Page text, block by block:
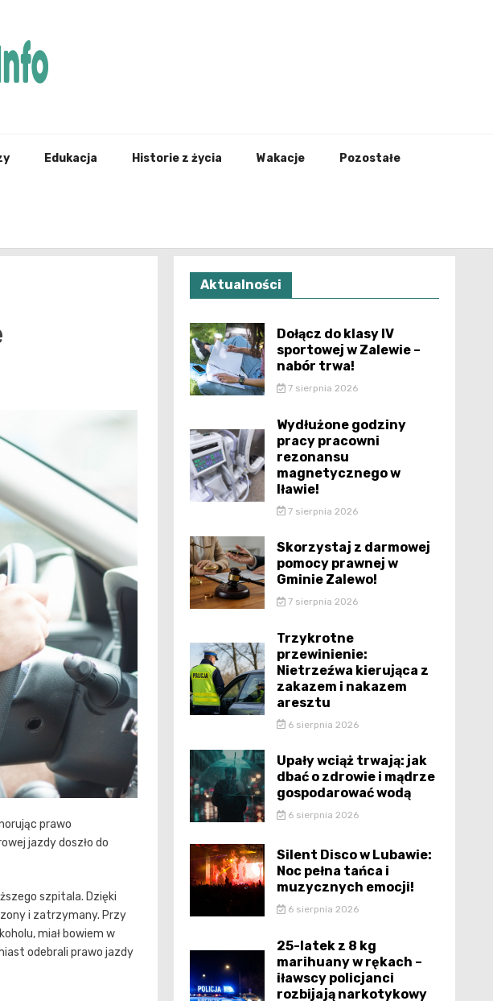
Edukacja Historie z życia Wakacje Pozostałe
prawo
jazdy doszło do
szpitala. Dzięki
i zatrzymany. Przy
miał bowiem w
odebrali prawo jazdy
Aktualności
Dołącz do klasy IV
sportowej w Zalewie –
nabór trwa!
7 sierpnia 2026
Wydłużone godziny
pracy pracowni
rezonansu
magnetycznego w
Iławie!
7 sierpnia 2026
Skorzystaj z darmowej
pomocy prawnej w
Gminie Zalewo!
7 sierpnia 2026
Trzykrotne
przewinienie:
Nietrzeźwa kierująca z
zakazem i nakazem
aresztu
6 sierpnia 2026
Upały wciąż trwają: jak
dbać o zdrowie i mądrze
gospodarować wodą
6 sierpnia 2026
Silent Disco w Lubawie:
Noc pełna tańca i
muzycznych emocji!
6 sierpnia 2026
25-latek z 8 kg
marihuany w rękach –
iławscy policjanci
rozbijają narkotykowy